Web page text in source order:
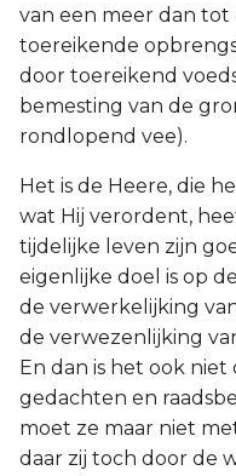
van een meer dan
toereikende
door toereikend
bemesting van de
rondlopend vee).
Het is de Heere, die
wat Hij verordent,
tijdelijke leven zijn
eigenlijke doel is op
de verwerkelijking
de verwezenlijking
En dan is het ook
gedachten en
moet ze maar niet
daar zij toch door de